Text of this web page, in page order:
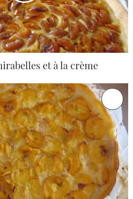
et à la crème